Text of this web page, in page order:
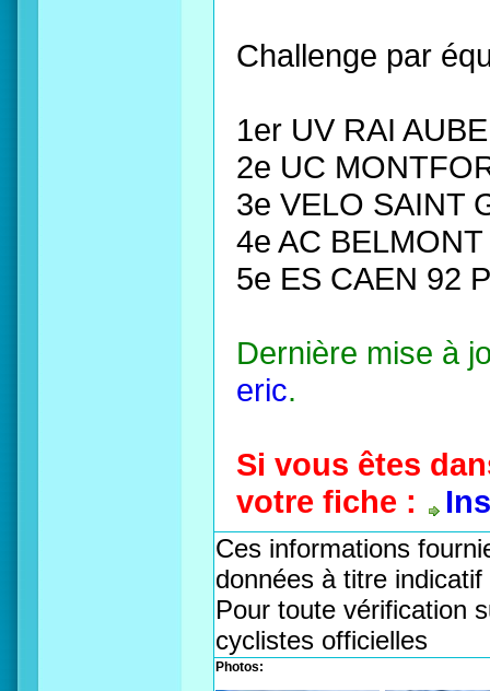
Challenge par
1er UV RAI
2e UC
3e VELO SAINT
4e AC
5e ES CAEN 92 P
Dernière mise à
eric.
Si vous êtes
votre fiche :
Ces informations
données à titre
Pour toute vérification
cyclistes officielles
Photos: